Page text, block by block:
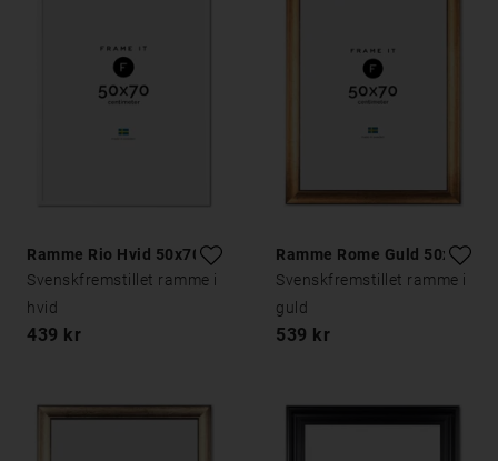
Ramme Rio Hvid 50x70
Svenskfremstillet ramme i
hvid
439 kr
Ramme Rome Guld 50x70
Svenskfremstillet ramme i
guld
539 kr